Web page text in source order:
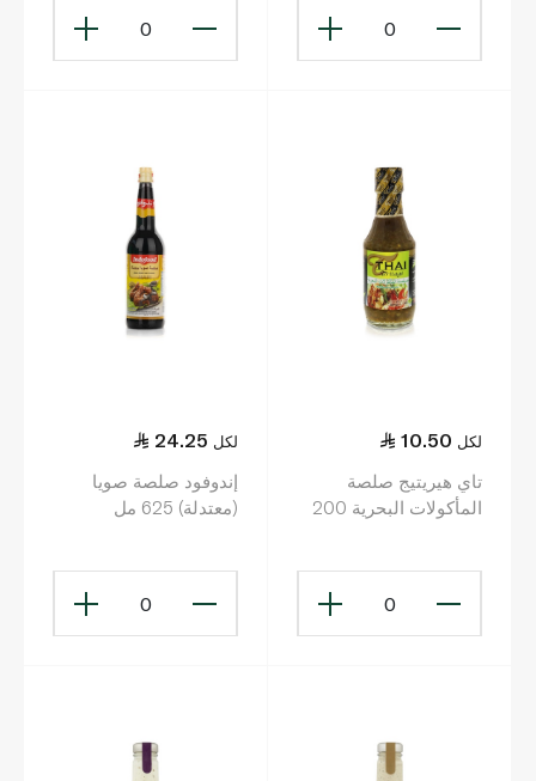
0
0
10.50 لكل
تاي هيريتيج صلصة
المأكولات البحرية 200
0
24.25 لكل
إندوفود صلصة صويا
(معتدلة) 625 مل
0